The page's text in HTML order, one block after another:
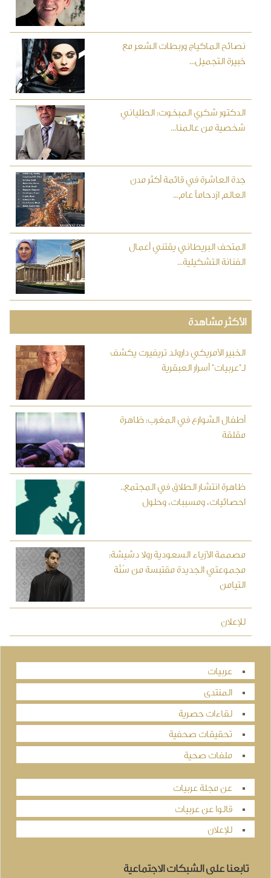
نصائح الماكياج وربطات الشعر مع
خبيرة التجميل...
الدكتور شكري المبخوت: الطلياني
شخصية من عالمنا...
جدة العاشرة في قائمة أكثر مدن
العالم ازدحاماً عام...
المتحف البريطاني يقتني أعمال
الفنانة التشكيلية...
الأكثر مشاهدة
الخبير الأمريكي دارولد تريفيرت يكشف
لـ"عربيات" أسرار العبقرية
أطفال الشوارع في المغرب: ظاهرة
مقلقة
ظاهرة انتشار الطلاق في المجتمع..
احصائيات، ومسببات، وحلول
مصممة الأزياء السعودية رولا دشيشة:
مجموعتي الجديدة مقتبسة من سُنَّة
التيامن
للإعلان
عربيات
المنتدى
لقاءات حصرية
تحقيقات صحفية
ملفات صحية
عن مجلة عربيات
قالوا عن عربيات
للإعلان
تابعنا على الشبكات الاجتماعية